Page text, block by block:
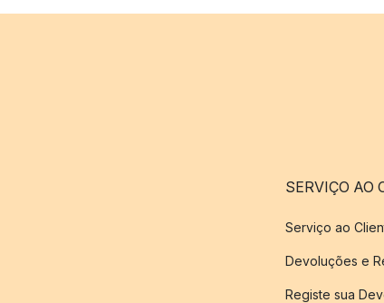
SERVIÇO AO
Serviço ao
Devoluções e
Registe sua